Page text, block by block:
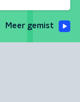
Meer gemist